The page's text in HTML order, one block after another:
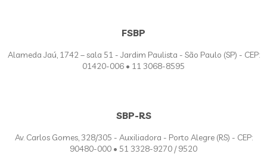
FSBP
Alameda Jaú, 1742 – sala 51 - Jardim Paulista - São Paulo (SP) - CEP:
01420-006 • 11 3068-8595
SBP-RS
Av. Carlos Gomes, 328/305 - Auxiliadora - Porto Alegre (RS) - CEP:
90480-000 • 51 3328-9270 / 9520